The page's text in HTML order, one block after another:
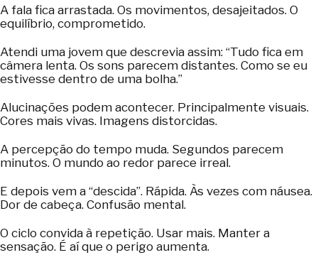
A fala fica arrastada. Os movimentos, desajeitados. O
equilíbrio, comprometido.
Atendi uma jovem que descrevia assim: “Tudo fica em
câmera lenta. Os sons parecem distantes. Como se eu
estivesse dentro de uma bolha.”
Alucinações podem acontecer. Principalmente visuais.
Cores mais vivas. Imagens distorcidas.
A percepção do tempo muda. Segundos parecem
minutos. O mundo ao redor parece irreal.
E depois vem a “descida”. Rápida. Às vezes com náusea.
Dor de cabeça. Confusão mental.
O ciclo convida à repetição. Usar mais. Manter a
sensação. É aí que o perigo aumenta.